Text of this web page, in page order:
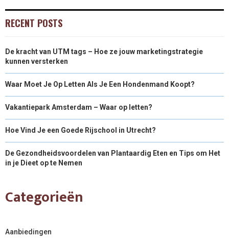
RECENT POSTS
De kracht van UTM tags – Hoe ze jouw marketingstrategie
kunnen versterken
Waar Moet Je Op Letten Als Je Een Hondenmand Koopt?
Vakantiepark Amsterdam – Waar op letten?
Hoe Vind Je een Goede Rijschool in Utrecht?
De Gezondheidsvoordelen van Plantaardig Eten en Tips om Het
in je Dieet op te Nemen
Categorieën
Aanbiedingen